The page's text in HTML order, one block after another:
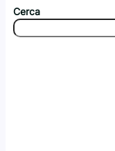
Cerca